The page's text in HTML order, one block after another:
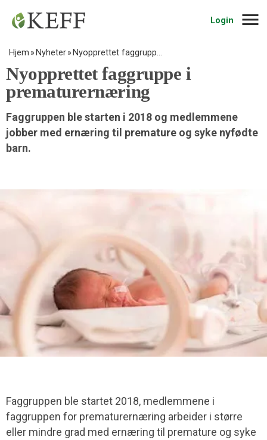
Login
Hjem Nyheter Nyopprettet faggrupp…
Nyopprettet faggruppe i
prematurernæring
Faggruppen ble starten i 2018 og medlemmene
jobber med ernæring til premature og syke nyfødte
barn.
Faggruppen ble startet 2018, medlemmene i
faggruppen for prematurernæring arbeider i større
eller mindre grad med ernæring til premature og syke